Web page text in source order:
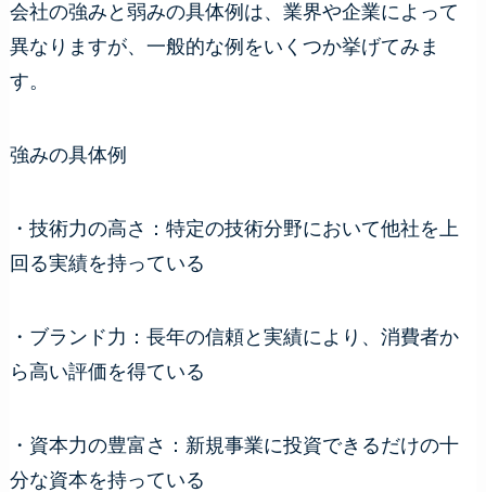
会社の強みと弱みの具体例は、業界や企業によって
異なりますが、一般的な例をいくつか挙げてみま
す。
強みの具体例
・技術力の高さ：特定の技術分野において他社を上
回る実績を持っている
・ブランド力：長年の信頼と実績により、消費者か
ら高い評価を得ている
・資本力の豊富さ：新規事業に投資できるだけの十
分な資本を持っている